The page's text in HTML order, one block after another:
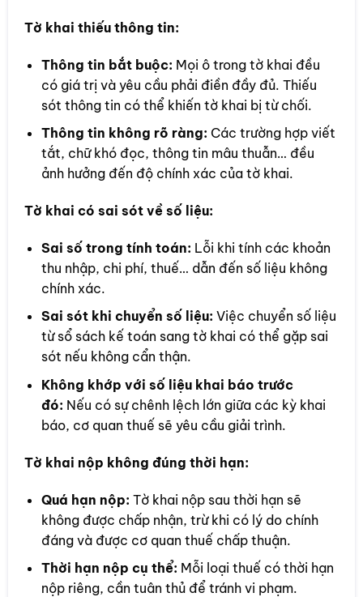
Tờ khai thiếu thông tin:
Thông tin bắt buộc: Mọi ô trong tờ khai đều
có giá trị và yêu cầu phải điền đầy đủ. Thiếu
sót thông tin có thể khiến tờ khai bị từ chối.
Thông tin không rõ ràng: Các trường hợp viết
tắt, chữ khó đọc, thông tin mâu thuẫn… đều
ảnh hưởng đến độ chính xác của tờ khai.
Tờ khai có sai sót về số liệu:
Sai số trong tính toán: Lỗi khi tính các khoản
thu nhập, chi phí, thuế… dẫn đến số liệu không
chính xác.
Sai sót khi chuyển số liệu: Việc chuyển số liệu
từ sổ sách kế toán sang tờ khai có thể gặp sai
sót nếu không cẩn thận.
Không khớp với số liệu khai báo trước
đó: Nếu có sự chênh lệch lớn giữa các kỳ khai
báo, cơ quan thuế sẽ yêu cầu giải trình.
Tờ khai nộp không đúng thời hạn:
Quá hạn nộp: Tờ khai nộp sau thời hạn sẽ
không được chấp nhận, trừ khi có lý do chính
đáng và được cơ quan thuế chấp thuận.
Thời hạn nộp cụ thể: Mỗi loại thuế có thời hạn
nộp riêng, cần tuân thủ để tránh vi phạm.